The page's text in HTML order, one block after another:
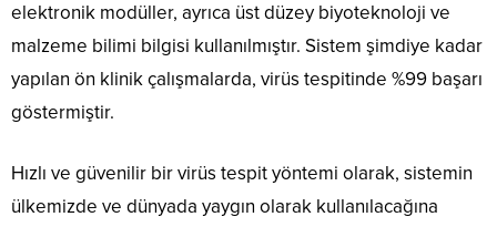
elektronik modüller, ayrıca üst düzey biyoteknoloji ve
malzeme bilimi bilgisi kullanılmıştır. Sistem şimdiye kadar
yapılan ön klinik çalışmalarda, virüs tespitinde %99 başarı
göstermiştir.
Hızlı ve güvenilir bir virüs tespit yöntemi olarak, sistemin
ülkemizde ve dünyada yaygın olarak kullanılacağına